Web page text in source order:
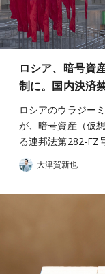
ロシア、暗号資
制に。国内決済
ロシアのウラジー
が、暗号資産（仮
る連邦法第282-FZ
大津賀新也